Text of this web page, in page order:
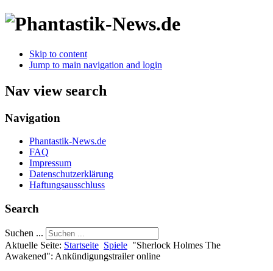
Skip to content
Jump to main navigation and login
Nav view search
Navigation
Phantastik-News.de
FAQ
Impressum
Datenschutzerklärung
Haftungsausschluss
Search
Suchen ...
Aktuelle Seite: Startseite Spiele "Sherlock Holmes The
Awakened": Ankündigungstrailer online